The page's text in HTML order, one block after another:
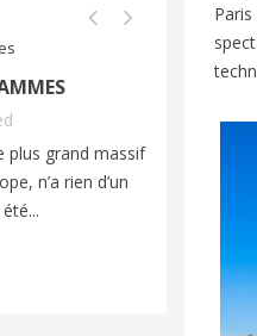
plus grand massif
n’a rien d’un
imagine...
Paris